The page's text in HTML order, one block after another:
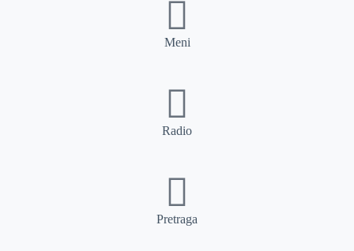
Meni
Radio
Pretraga